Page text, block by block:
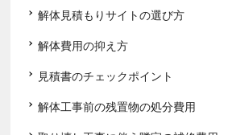
解体見積もりサイトの選び方
解体費用の抑え方
見積書のチェックポイント
解体工事前の残置物の処分費用